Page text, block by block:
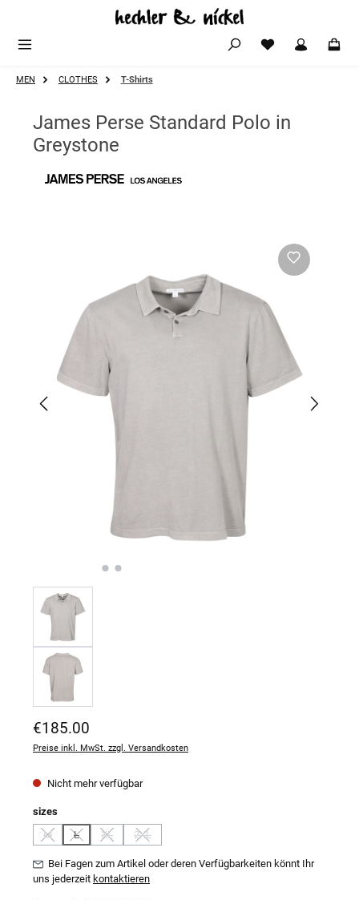
Zum Hauptinhalt springen
MEN CLOTHES T-Shirts
James Perse Standard Polo in
Greystone
Regulärer Preis:
€185.00
Preise inkl. MwSt. zzgl. Versandkosten
Nicht mehr verfügbar
sizesauswählen
M
(Diese Option ist zurzeit nicht verfügbar.)
L
(Diese Option ist zurzeit nicht verfügbar.)
XL
(Diese Option ist zurzeit nicht verfügbar.)
2XL
(Diese Option ist zurzeit nicht verfügbar.)
Bei Fagen zum Artikel oder deren Verfügbarkeiten könnt Ihr
uns jederzeit kontaktieren